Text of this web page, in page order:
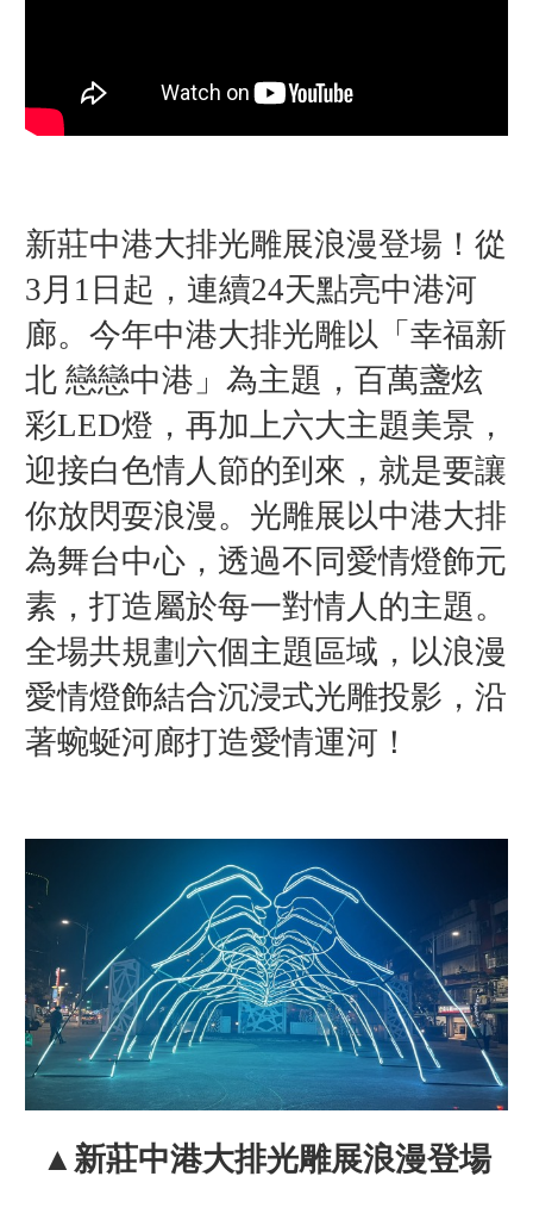
新莊中港大排光雕展浪漫登場！從
3月1日起，連續24天點亮中港河
廊。今年中港大排光雕以「幸福新
北 戀戀中港」為主題，百萬盞炫
彩LED燈，再加上六大主題美景，
迎接白色情人節的到來，就是要讓
你放閃耍浪漫。 光雕展以中港大排
為舞台中心，透過不同愛情燈飾元
素，打造屬於每一對情人的主題。
全場共規劃六個主題區域，以浪漫
愛情燈飾結合沉浸式光雕投影，沿
著蜿蜒河廊打造愛情運河！
▲新莊中港大排光雕展浪漫登場